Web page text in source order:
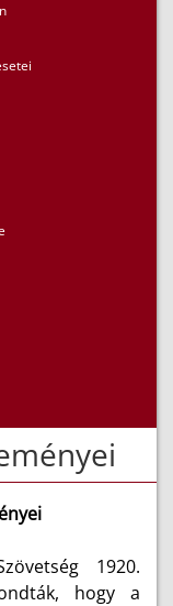
1920.
hogy a